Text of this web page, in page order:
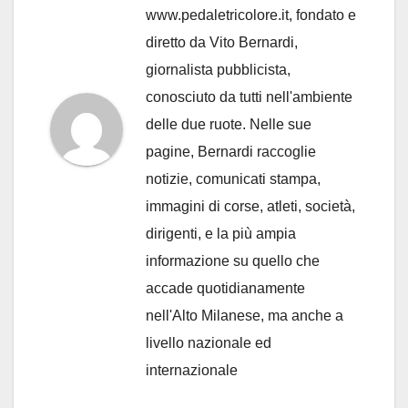
www.pedaletricolore.it, fondato e
diretto da Vito Bernardi,
giornalista pubblicista,
conosciuto da tutti nell'ambiente
delle due ruote. Nelle sue
pagine, Bernardi raccoglie
notizie, comunicati stampa,
immagini di corse, atleti, società,
dirigenti, e la più ampia
informazione su quello che
accade quotidianamente
nell'Alto Milanese, ma anche a
livello nazionale ed
internazionale